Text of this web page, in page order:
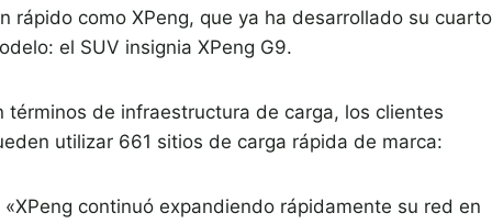
rápido como XPeng, que ya ha desarrollado su cuarto
el SUV insignia XPeng G9.
términos de infraestructura de carga, los clientes
utilizar 661 sitios de carga rápida de marca:
«XPeng continuó expandiendo rápidamente su red en